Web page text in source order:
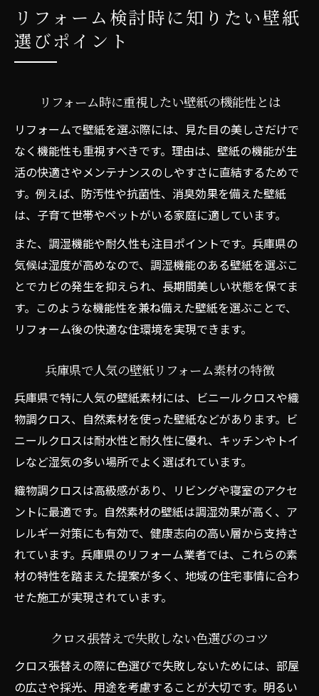
リフォーム検討時に知りたい壁紙
選びポイント
リフォーム時に重視したい壁紙の機能性とは
リフォームで壁紙を選ぶ際には、見た目の美しさだけで
なく機能性も重視すべきです。理由は、壁紙の機能が生
活の快適さやメンテナンスのしやすさに直結するためで
す。例えば、防汚性や抗菌性、消臭効果を備えた壁紙
は、子育て世帯やペットがいる家庭に適しています。
また、調湿機能や耐久性も注目ポイントです。兵庫県の
気候は湿度が高めなので、調湿機能のある壁紙を選ぶこ
とでカビの発生を抑えられ、長期間美しい状態を保てま
す。このような機能性を兼ね備えた壁紙を選ぶことで、
リフォーム後の快適な住環境を実現できます。
兵庫県で人気の壁紙リフォーム素材の特徴
兵庫県で特に人気の壁紙素材には、ビニールクロスや織
物調クロス、自然素材を使った壁紙などがあります。ビ
ニールクロスは耐水性と耐久性に優れ、キッチンやトイ
レなど湿気の多い場所でよく選ばれています。
織物調クロスは高級感があり、リビングや寝室のアクセ
ントに最適です。自然素材の壁紙は調湿効果が高く、ア
レルギー対策にも有効で、健康志向の高い層から支持さ
れています。兵庫県のリフォーム業者では、これらの素
材の特性を踏まえた提案が多く、地域の住宅事情に合わ
せた施工が実現されています。
クロス張替えで失敗しない色選びのコツ
クロス張替えの際に色選びで失敗しないためには、部屋
の広さや採光、用途を考慮することが大切です。明るい